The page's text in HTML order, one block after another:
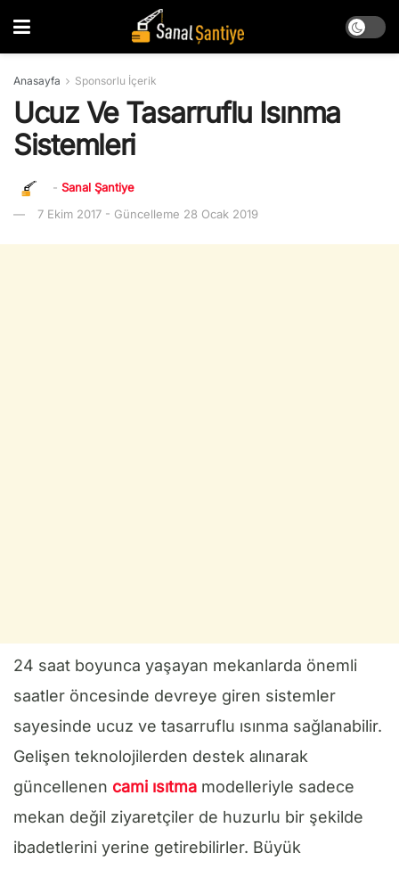
Anasayfa Sponsorlu İçerik
Ucuz Ve Tasarruflu Isınma
Sistemleri
- Sanal Şantiye
7 Ekim 2017 - Güncelleme 28 Ocak 2019
24 saat boyunca yaşayan mekanlarda önemli
saatler öncesinde devreye giren sistemler
sayesinde ucuz ve tasarruflu ısınma sağlanabilir.
Gelişen teknolojilerden destek alınarak
güncellenen cami ısıtma modelleriyle sadece
mekan değil ziyaretçiler de huzurlu bir şekilde
ibadetlerini yerine getirebilirler. Büyük